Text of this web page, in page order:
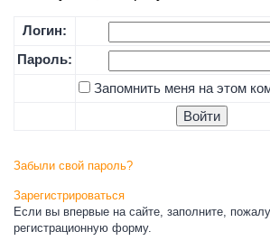
Логин:
Пароль:
Запомнить меня на этом
Забыли свой пароль?
Зарегистрироваться
Если вы впервые на сайте, заполните,
регистрационную форму.